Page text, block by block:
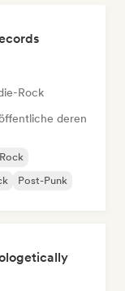
Rock
deren
Post-Punk